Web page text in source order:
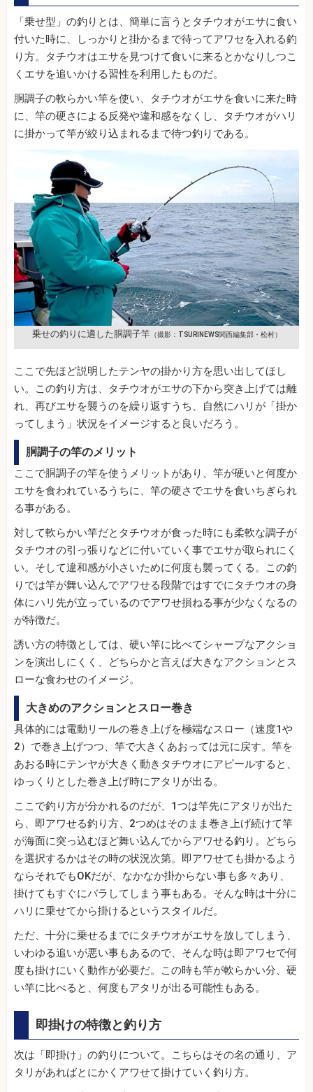
「乗せ型」の釣りとは、簡単に言うとタチウオがエサに食い
付いた時に、しっかりと掛かるまで待ってアワセを入れる釣
り方。タチウオはエサを見つけて食いに来るとかなりしつこ
くエサを追いかける習性を利用したものだ。
胴調子の軟らかい竿を使い、タチウオがエサを食いに来た時
に、竿の硬さによる反発や違和感をなくし、タチウオがハリ
に掛かって竿が絞り込まれるまで待つ釣りである。
乗せの釣りに適した胴調子竿（撮影：TSURINEWS関西編集部・松村）
ここで先ほど説明したテンヤの掛かり方を思い出してほし
い。この釣り方は、タチウオがエサの下から突き上げては離
れ、再びエサを襲うのを繰り返すうち、自然にハリが「掛か
ってしまう」状況をイメージすると良いだろう。
胴調子の竿のメリット
ここで胴調子の竿を使うメリットがあり、竿が硬いと何度か
エサを食われているうちに、竿の硬さでエサを食いちぎられ
る事がある。
対して軟らかい竿だとタチウオが食った時にも柔軟な調子が
タチウオの引っ張りなどに付いていく事でエサが取られにく
い。そして違和感が小さいために何度も襲ってくる。この釣
りでは竿が舞い込んでアワせる段階ではすでにタチウオの身
体にハリ先が立っているのでアワせ損ねる事が少なくなるの
が特徴だ。
誘い方の特徴としては、硬い竿に比べてシャープなアクショ
ンを演出しにくく、どちらかと言えば大きなアクションとス
ローな食わせのイメージ。
大きめのアクションとスロー巻き
具体的には電動リールの巻き上げを極端なスロー（速度1や
2）で巻き上げつつ、竿で大きくあおっては元に戻す。竿を
あおる時にテンヤが大きく動きタチウオにアピールすると、
ゆっくりとした巻き上げ時にアタリが出る。
ここで釣り方が分かれるのだが、1つは竿先にアタリが出た
ら、即アワせる釣り方、2つめはそのまま巻き上げ続けて竿
が海面に突っ込むほど舞い込んでからアワせる釣り。どちら
を選択するかはその時の状況次第。即アワせても掛かるよう
ならそれでもOKだが、なかなか掛からない事も多々あり、
掛けてもすぐにバラしてしまう事もある。そんな時は十分に
ハリに乗せてから掛けるというスタイルだ。
ただ、十分に乗せるまでにタチウオがエサを放してしまう、
いわゆる追いが悪い事もあるので、そんな時は即アワセで何
度も掛けにいく動作が必要だ。この時も竿が軟らかい分、硬
い竿に比べると、何度もアタリが出る可能性もある。
即掛けの特徴と釣り方
次は「即掛け」の釣りについて。こちらはその名の通り、ア
タリがあればとにかくアワせて掛けていく釣り方。